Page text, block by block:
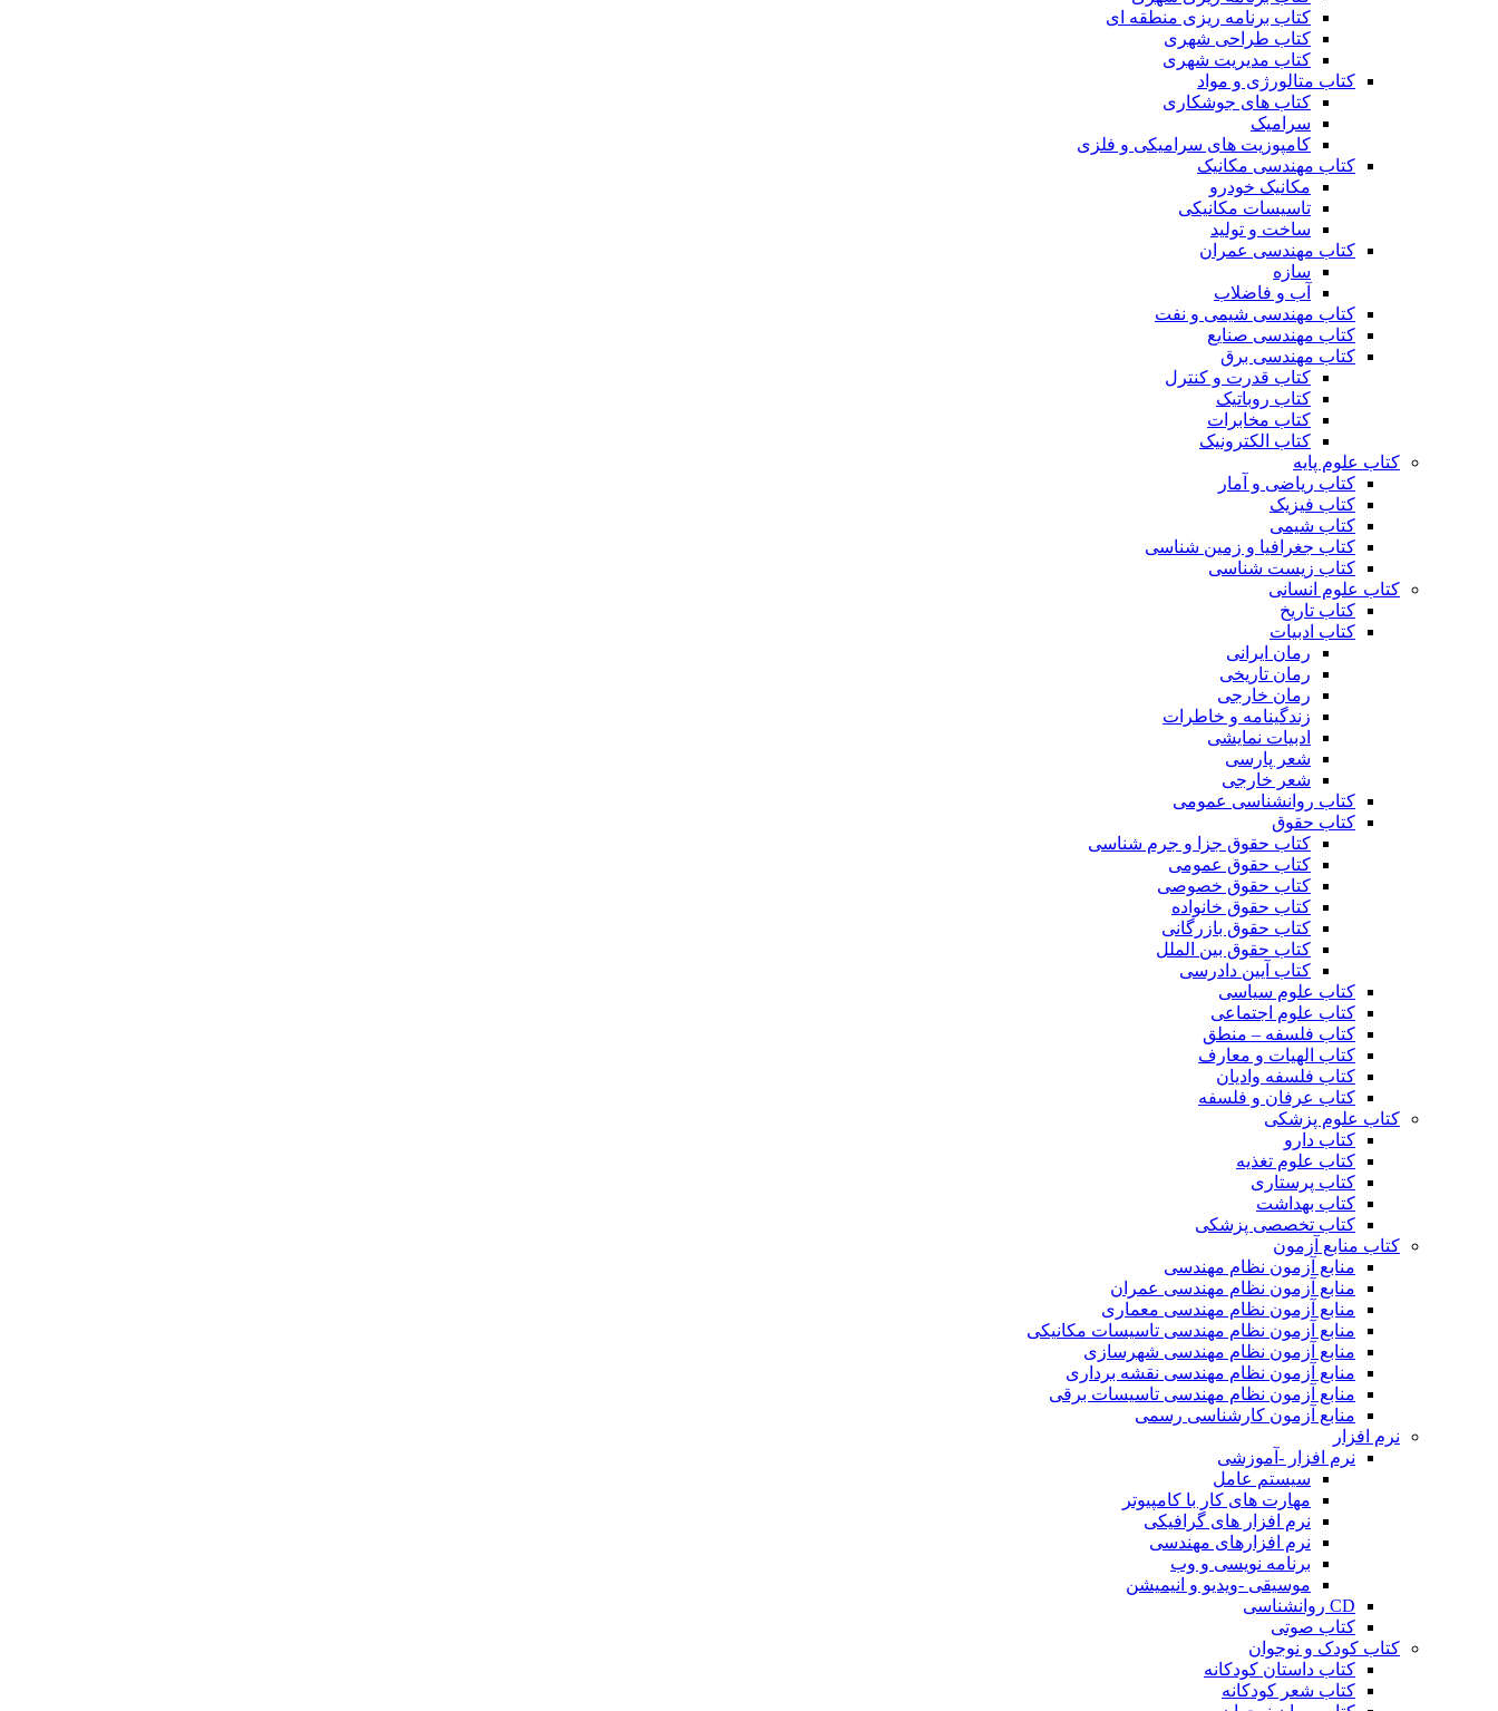
کتاب برنامه ریزی منطقه ای
کتاب طراحی شهری
کتاب مدیریت شهری
کتاب متالورژی و مواد
کتاب های جوشکاری
سرامیک
کامپوزیت های سرامیکی و فلزی
کتاب مهندسی مکانیک
مکانیک خودرو
تاسیسات مکانیکی
ساخت و تولید
کتاب مهندسی عمران
سازه
آب و فاضلاب
کتاب مهندسی شیمی و نفت
کتاب مهندسی صنایع
کتاب مهندسی برق
کتاب قدرت و کنترل
کتاب روباتیک
کتاب مخابرات
کتاب الکترونیک
کتاب علوم پایه
کتاب ریاضی و آمار
کتاب فیزیک
کتاب شیمی
کتاب جغرافیا و زمین شناسی
کتاب زیست شناسی
کتاب علوم انسانی
کتاب تاریخ
کتاب ادبیات
رمان ایرانی
رمان تاریخی
رمان خارجی
زندگینامه و خاطرات
ادبیات نمایشی
شعر پارسی
شعر خارجی
کتاب روانشناسی عمومی
کتاب حقوق
کتاب حقوق جزا و جرم شناسی
کتاب حقوق عمومی
کتاب حقوق خصوصی
کتاب حقوق خانواده
کتاب حقوق بازرگانی
کتاب حقوق بین الملل
کتاب آیین دادرسی
کتاب علوم سیاسی
کتاب علوم اجتماعی
کتاب فلسفه – منطق
کتاب الهیات و معارف
کتاب فلسفه وادیان
کتاب عرفان و فلسفه
کتاب علوم پزشکی
کتاب دارو
کتاب علوم تغذیه
کتاب پرستاری
کتاب بهداشت
کتاب تخصصی پزشکی
کتاب منابع آزمون
منابع آزمون نظام مهندسی
منابع آزمون نظام مهندسی عمران
منابع آزمون نظام مهندسی معماری
منابع آزمون نظام مهندسی تاسیسات مکانیکی
منابع آزمون نظام مهندسی شهرسازی
منابع آزمون نظام مهندسی نقشه برداری
منابع آزمون نظام مهندسی تاسیسات برقی
منابع آزمون کارشناسی رسمی
نرم افزار
نرم افزار -آموزشی
سیستم عامل
مهارت های کار با کامپیوتر
نرم افزار های گرافیکی
نرم افزارهای مهندسی
برنامه نویسی و وب
موسیقی -ویدیو و انیمیشن
CD روانشناسی
کتاب صوتی
کتاب کودک و نوجوان
کتاب داستان کودکانه
کتاب شعر کودکانه